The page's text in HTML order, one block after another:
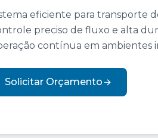
eficiente para transporte
preciso de fluxo e alta
contínua em ambientes
Solicitar Orçamento